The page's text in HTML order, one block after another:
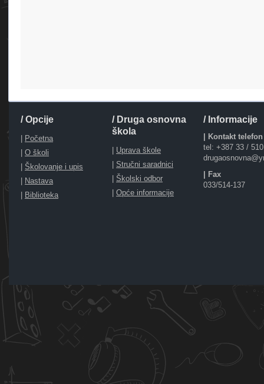
/ Opcije
| Početna
| O školi
| Školovanje i upis
| Nastava
| Biblioteka
/ Druga osnovna
škola
| Uprava škole
| Stručni saradnici
| Školski odbor
| Opće informacije
/ Informacije
| Kontakt telefon
tel: +387 33 /
| Fax
033/514-137